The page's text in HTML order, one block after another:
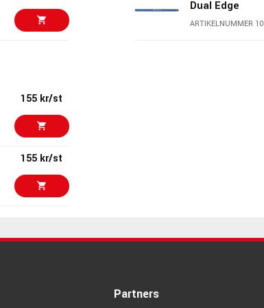
715 kr
715 kr
Dual Edge
ARTIKELNUMMER
MusicNomad
Fretboard
MusicNomad
155 kr/st
155 kr/st
Partners